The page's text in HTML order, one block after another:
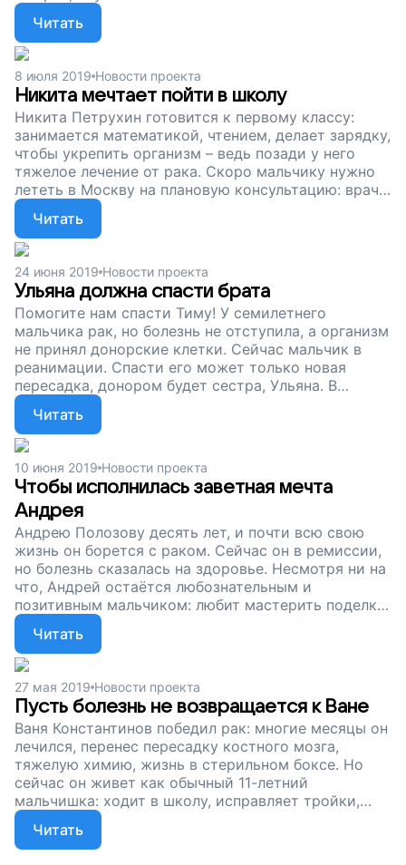
Москве. Сейчас у Дани все почти хорошо, но
нужно по-прежнему регулярно приезжать в
Москву. Сейчас мы собираем деньги на
авиабилеты для мальчика и его мамы. Помогите
Дане победить рак окончательно, поддержите наш
проект!
Читать
8 июля 2019 Новости проекта
Никита мечтает пойти в школу
Никита Петрухин готовится к первому классу:
занимается математикой, чтением, делает зарядку,
чтобы укрепить организм – ведь позади у него
тяжелое лечение от рака. Скоро мальчику нужно
лететь в Москву на плановую консультацию: врачи
отслеживают состояние ребенка, чтобы не
допустить нового витка болезни. На перелет нужно
37 030 рублей. Помогите Никите первого сентября
пойти на школьную линейку вместе с остальными
ребятами, поддержите наш проект!
Читать
24 июня 2019 Новости проекта
Ульяна должна спасти брата
Помогите нам спасти Тиму! У семилетнего
мальчика рак, но болезнь не отступила, а организм
не принял донорские клетки. Сейчас мальчик в
реанимации. Спасти его может только новая
пересадка, донором будет сестра, Ульяна. В
родном Новосибирске такие процедуры не
проводят, и девочка полетит на помощь к брату в
Санкт-Петербург. Вы можете спасти Тиму –
поддержите наш проект!
Читать
10 июня 2019 Новости проекта
Чтобы исполнилась заветная мечта
Андрея
Андрею Полозову десять лет, и почти всю свою
жизнь он борется с раком. Сейчас он в ремиссии,
но болезнь сказалась на здоровье. Несмотря ни на
что, Андрей остаётся любознательным и
позитивным мальчиком: любит мастерить поделки,
рисовать, мечтает стать комиком или
ветеринаром. Чтобы мечты мальчика сбылись, ему
нужно пройти курс реабилитации в Московском
центре. Там специалисты помогут преодолеть
последствия болезни. Мы собираем деньги на
перелёт из Новосибирска до Москвы. Поддержите
наш проект.
Читать
27 мая 2019 Новости проекта
Пусть болезнь не возвращается к Ване
Ваня Константинов победил рак: многие месяцы он
лечился, перенес пересадку костного мозга,
тяжелую химию, жизнь в стерильном боксе. Но
сейчас он живет как обычный 11-летний
мальчишка: ходит в школу, исправляет тройки,
занимается по любимым предметам и ждет, когда
врачи разрешат заниматься кикбоксингом. Но Ване
нужно регулярно летать в Москву на обследования
Читать